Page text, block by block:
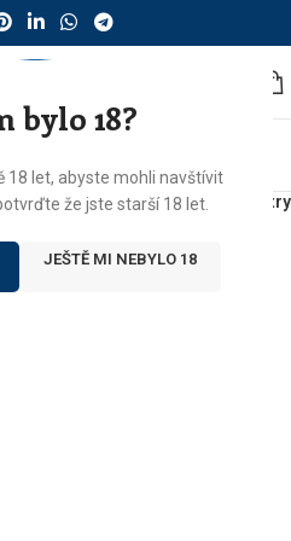
bylo 18?
18 let, abyste mohli navštívit
že jste starší 18 let.
JEŠTĚ MI NEBYLO 18
z Bílých Karpat“
Filtry